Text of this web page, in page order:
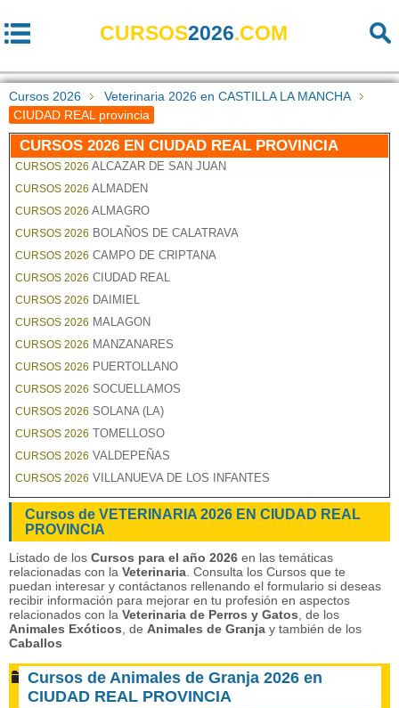
CURSOS2026.COM
Cursos 2026
Veterinaria 2026 en CASTILLA LA MANCHA
CIUDAD REAL provincia
CURSOS 2026 EN CIUDAD REAL PROVINCIA
CURSOS 2026 ALCAZAR DE SAN JUAN
CURSOS 2026 ALMADEN
CURSOS 2026 ALMAGRO
CURSOS 2026 BOLAÑOS DE CALATRAVA
CURSOS 2026 CAMPO DE CRIPTANA
CURSOS 2026 CIUDAD REAL
CURSOS 2026 DAIMIEL
CURSOS 2026 MALAGON
CURSOS 2026 MANZANARES
CURSOS 2026 PUERTOLLANO
CURSOS 2026 SOCUELLAMOS
CURSOS 2026 SOLANA (LA)
CURSOS 2026 TOMELLOSO
CURSOS 2026 VALDEPEÑAS
CURSOS 2026 VILLANUEVA DE LOS INFANTES
Cursos de VETERINARIA 2026 EN CIUDAD REAL
PROVINCIA
Listado de los Cursos para el año 2026 en las temáticas
relacionadas con la Veterinaria . Consulta los Cursos que te
puedan interesar y contáctanos rellenando el formulario si deseas
recibir información para mejorar en tu profesión en aspectos
relacionados con la Veterinaria de Perros y Gatos , de los
Animales Exóticos , de Animales de Granja y también de los
Caballos
Cursos de Animales de Granja 2026 en
CIUDAD REAL PROVINCIA